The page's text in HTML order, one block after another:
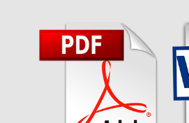
Cookie-Richtlinie (EU)
Gotteslob alt / neu